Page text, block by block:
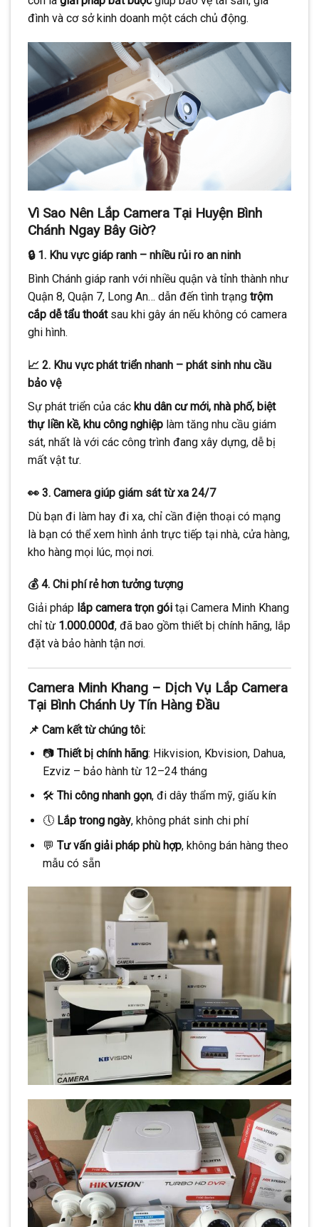
đình và cơ sở kinh doanh một cách chủ động.
Vì Sao Nên Lắp Camera Tại Huyện Bình
Chánh Ngay Bây Giờ?
🔒 1. Khu vực giáp ranh – nhiều rủi ro an ninh
Bình Chánh giáp ranh với nhiều quận và tỉnh thành như
Quận 8, Quận 7, Long An… dẫn đến tình trạng trộm
cắp dễ tẩu thoátsau khi gây án nếu không có camera
ghi hình.
📈 2. Khu vực phát triển nhanh – phát sinh nhu cầu
bảo vệ
Sự phát triển của các khu dân cư mới, nhà phố, biệt
thự liền kề, khu công nghiệp làm tăng nhu cầu giám
sát, nhất là với các công trình đang xây dựng, dễ bị
mất vật tư.
👀 3. Camera giúp giám sát từ xa 24/7
Dù bạn đi làm hay đi xa, chỉ cần điện thoại có mạng
là bạn có thể xem hình ảnh trực tiếp tại nhà, cửa hàng,
kho hàng mọi lúc, mọi nơi.
💰 4. Chi phí rẻ hơn tưởng tượng
Giải pháp lắp camera trọn gói tại Camera Minh Khang
chỉ từ 1.000.000đ, đã bao gồm thiết bị chính hãng, lắp
đặt và bảo hành tận nơi.
Camera Minh Khang – Dịch Vụ Lắp Camera
Tại Bình Chánh Uy Tín Hàng Đầu
📌 Cam kết từ chúng tôi:
📷 Thiết bị chính hãng: Hikvision, Kbvision, Dahua,
Ezviz – bảo hành từ 12–24 tháng
🛠️ Thi công nhanh gọn, đi dây thẩm mỹ, giấu kín
🕔 Lắp trong ngày, không phát sinh chi phí
💬 Tư vấn giải pháp phù hợp, không bán hàng theo
mẫu có sẵn